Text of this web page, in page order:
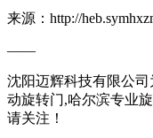
来源：http://
——
沈阳迈辉科技有限公
动旋转门,哈尔滨专业
请关注！